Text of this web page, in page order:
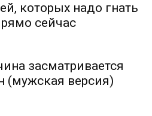
которых надо гнать
сейчас
засматривается
(мужская версия)